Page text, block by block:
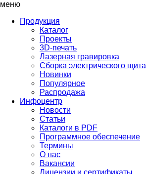
меню
Продукция
Каталог
Проекты
3D-печать
Лазерная гравировка
Сборка электрического щита
Новинки
Популярное
Распродажа
Инфоцентр
Новости
Статьи
Каталоги в PDF
Программное обеспечение
Термины
О нас
Вакансии
Лицензии и сертификаты